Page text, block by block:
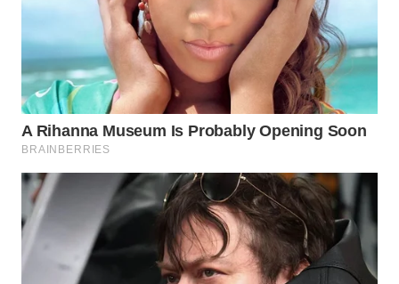
WAHANA
WAHANA
TANI
WAHANA
INFRASTRUKTUR
WAHANA